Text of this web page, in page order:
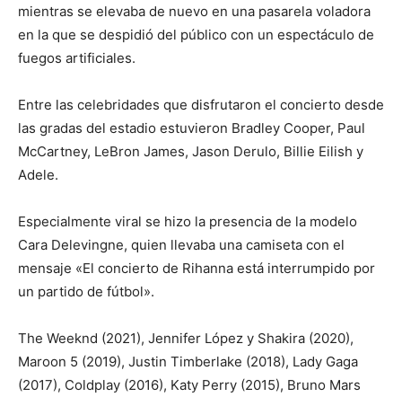
mientras se elevaba de nuevo en una pasarela voladora
en la que se despidió del público con un espectáculo de
fuegos artificiales.
Entre las celebridades que disfrutaron el concierto desde
las gradas del estadio estuvieron Bradley Cooper, Paul
McCartney, LeBron James, Jason Derulo, Billie Eilish y
Adele.
Especialmente viral se hizo la presencia de la modelo
Cara Delevingne, quien llevaba una camiseta con el
mensaje «El concierto de Rihanna está interrumpido por
un partido de fútbol».
The Weeknd (2021), Jennifer López y Shakira (2020),
Maroon 5 (2019), Justin Timberlake (2018), Lady Gaga
(2017), Coldplay (2016), Katy Perry (2015), Bruno Mars